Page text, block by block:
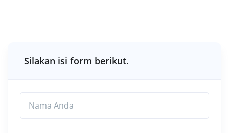
Silakan isi form berikut.